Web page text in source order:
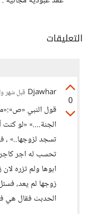
التعليقات
0
Djawhar قبل شهر
قول النبي
الجنة....» «لو كنت
تسجد لزوجها..» ،
تحسب له اجر
ابوها ولم تزره
زوجها لم يعد،
الحدبث فقال هي